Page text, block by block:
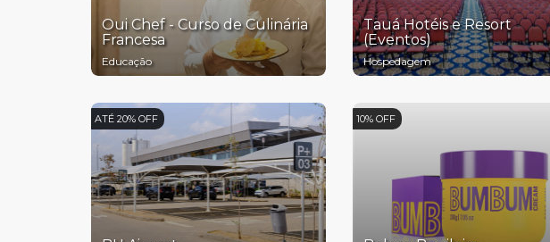
Oui Chef - Curso de Culinária
Francesa
Educação
Tauá Hotéis e Resort
(Eventos)
Hospedagem
ATÉ 20% OFF 10% OFF